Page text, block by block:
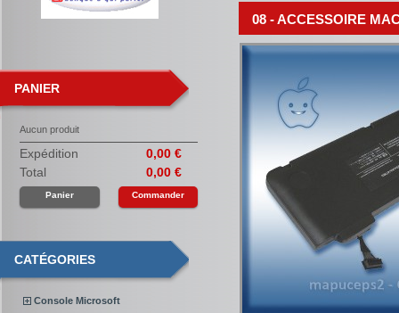
PANIER
Aucun produit
Expédition
0,00 €
Total
0,00 €
Panier Commander
CATÉGORIES
Console Microsoft
08 - ACCESSOIRE